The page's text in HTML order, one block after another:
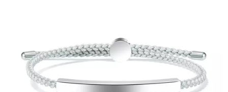
Női
órák
Ajándékdobozok